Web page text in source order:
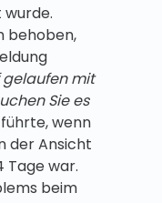
behoben,
mit
Sie es
wenn
der Ansicht
Tage war.
beim